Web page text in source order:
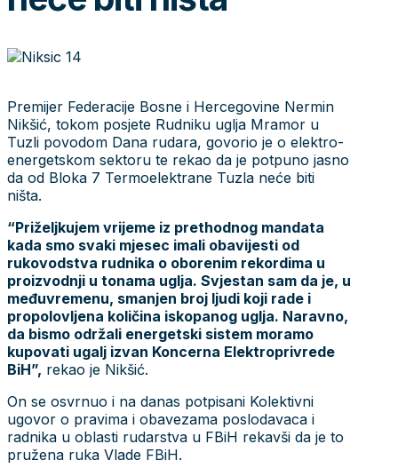
Premijer Federacije Bosne i Hercegovine Nermin
Nikšić, tokom posjete Rudniku uglja Mramor u
Tuzli povodom Dana rudara, govorio je o elektro-
energetskom sektoru te rekao da je potpuno jasno
da od Bloka 7 Termoelektrane Tuzla neće biti
ništa.
“Priželjkujem vrijeme iz prethodnog mandata
kada smo svaki mjesec imali obavijesti od
rukovodstva rudnika o oborenim rekordima u
proizvodnji u tonama uglja. Svjestan sam da je, u
međuvremenu, smanjen broj ljudi koji rade i
propolovljena količina iskopanog uglja. Naravno,
da bismo održali energetski sistem moramo
kupovati ugalj izvan Koncerna Elektroprivrede
BiH”, rekao je Nikšić.
On se osvrnuo i na danas potpisani Kolektivni
ugovor o pravima i obavezama poslodavaca i
radnika u oblasti rudarstva u FBiH rekavši da je to
pružena ruka Vlade FBiH.